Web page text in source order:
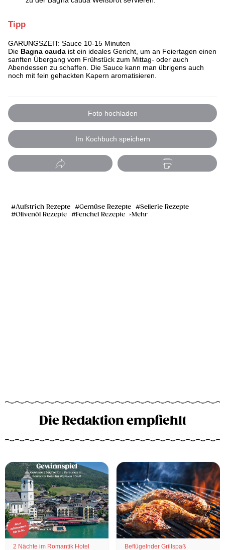
Tipp
GARUNGSZEIT: Sauce 10-15 Minuten
Die Bagna cauda ist ein ideales Gericht, um an Feiertagen einen
sanften Übergang vom Frühstück zum Mittag- oder auch
Abendessen zu schaffen. Die Sauce kann man übrigens auch
noch mit fein gehackten Kapern aromatisieren.
Foto hochladen
Im Kochbuch speichern
Aufstrich Rezepte Gemüse Rezepte
Sellerie Rezepte
Olivenöl Rezepte
Fenchel Rezepte Mehr
Die Redaktion empfiehlt
2 Nächte im Romantik Hotel Beflügelnder Grillspaß